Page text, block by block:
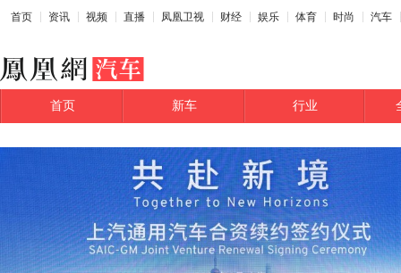
首页 资讯 视频 直播 凤凰卫视 财经 娱乐 体育 时尚 汽车
首页 新车 行业